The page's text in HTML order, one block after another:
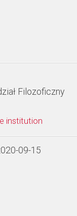
Filozoficzny
institution
09-15